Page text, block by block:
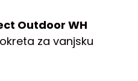
Outdoor WH
za vanjsku